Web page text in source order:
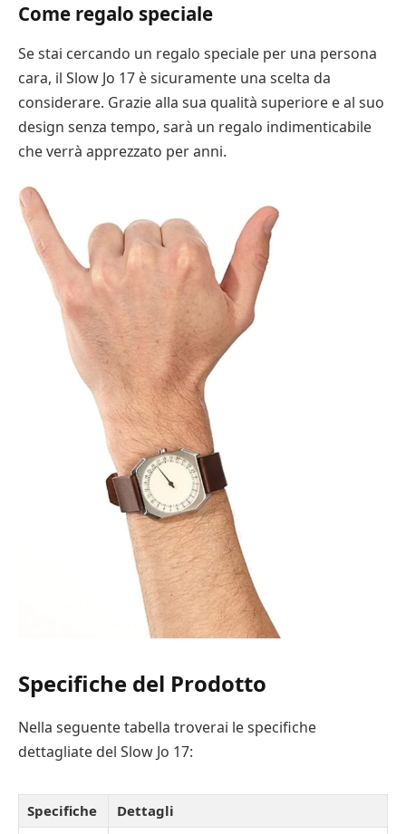
Come regalo speciale
Se stai cercando un regalo speciale per una persona
cara, il Slow Jo 17 è sicuramente una scelta da
considerare. Grazie alla sua qualità superiore e al suo
design senza tempo, sarà un regalo indimenticabile
che verrà apprezzato per anni.
Specifiche del Prodotto
Nella seguente tabella troverai le specifiche
dettagliate del Slow Jo 17:
Specifiche Dettagli